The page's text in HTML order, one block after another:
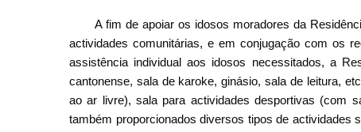
A fim de apoiar os idosos moradores da
actividades comunitárias, e em conjugação com os
assistência individual aos idosos necessitados, a
cantonense, sala de karoke, ginásio, sala de leitura,
ao ar livre), sala para actividades desportivas (com
também proporcionados diversos tipos de actividades